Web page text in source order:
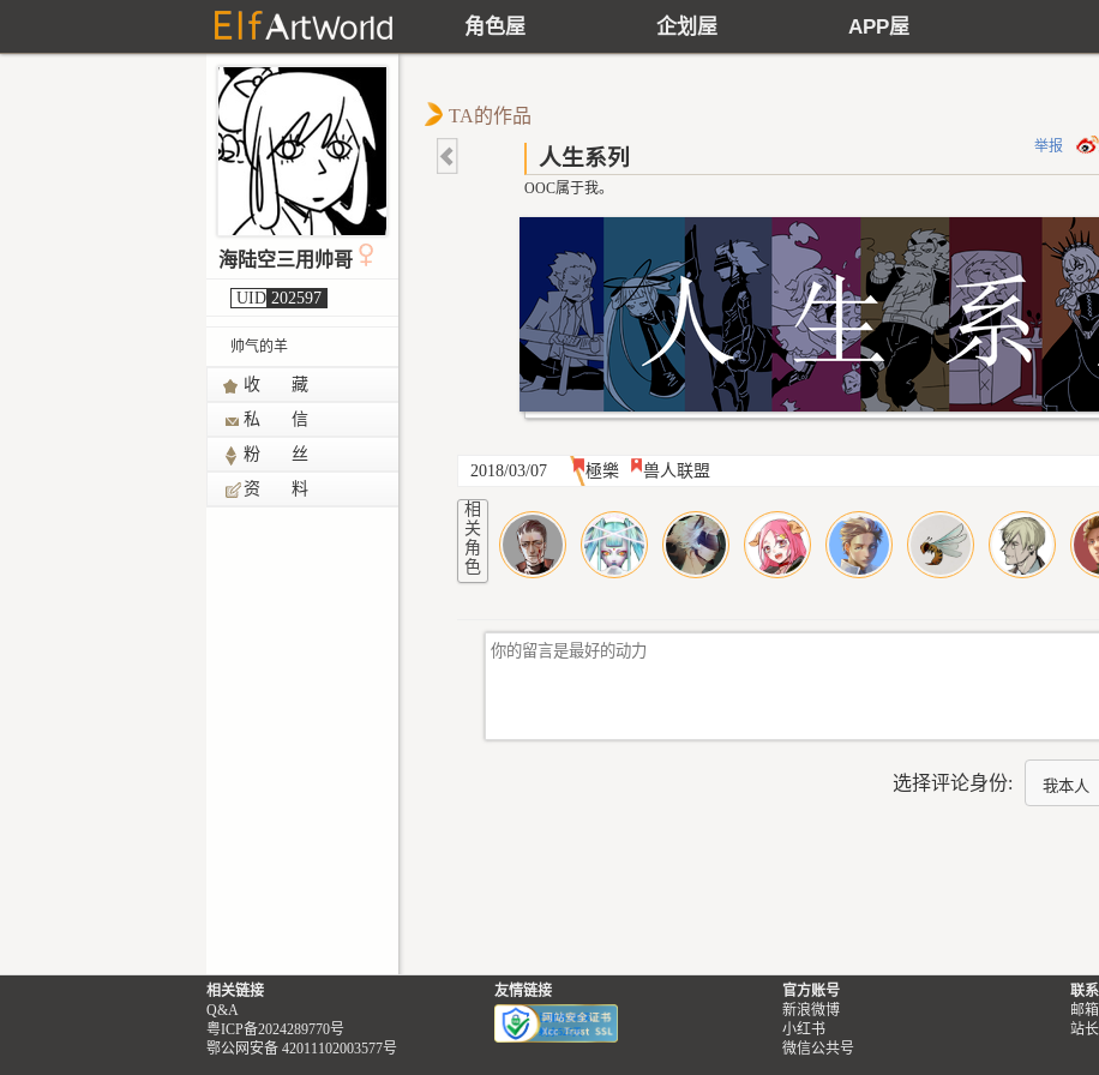
角色屋 企划屋 APP屋
海陆空三用帅哥
UID 202597
帅气的羊
收 藏
私 信
粉 丝
资 料
TA的作品
人生系列 举报
OOC属于我。
2018/03/07 極樂 兽人联盟
相
关
角
色
选择评论身份:
相关链接
Q&A
粤ICP备2024289770号
鄂公网安备 42011102003577号
友情链接
官方账号
新浪微博
小红书
微信公共号
联
邮
站